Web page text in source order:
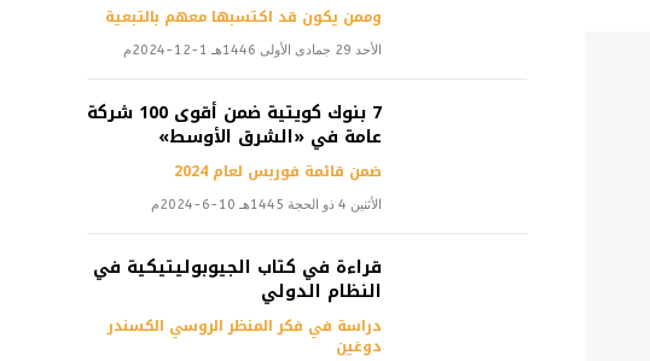
وممن يكون قد اكتسبها معهم بالتبعية
الأحد 29 جمادى الأولى 1446هـ 1-12-2024م
7 بنوك كويتية ضمن أقوى 100 شركة
عامة في «الشرق الأوسط»
ضمن قائمة فوربس لعام 2024
الأثنين 4 ذو الحجة 1445هـ 10-6-2024م
قراءة في كتاب الجيوبوليتيكية في
النظام الدولي
دراسة في فكر المنظر الروسي الكسندر
دوغين